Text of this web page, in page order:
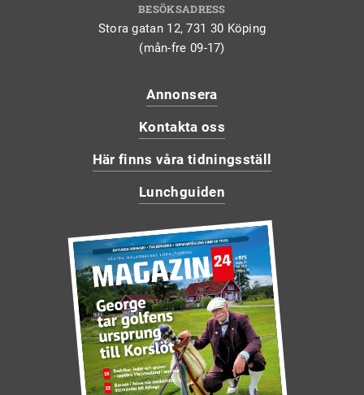
BESÖKSADRESS
Stora gatan 12, 731 30 Köping
(mån-fre 09-17)
Annonsera
Kontakta oss
Här finns våra tidningsställ
Lunchguiden